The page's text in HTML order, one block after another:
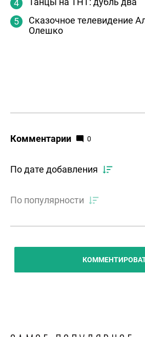
Сказочное телевидение
Олешко
Комментарии 0
По дате добавления
По популярности